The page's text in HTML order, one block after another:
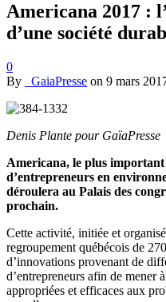
Americana 2017 :
d’une société
0
By
_GaiaPresse on 9 mars
Denis Plante pour GaïaPresse
Americana, le plus important
d’entrepreneurs en
déroulera au Palais des
prochain.
Cette activité, initiée et
regroupement québécois de
d’innovations provenant de
d’entrepreneurs afin de mener
appropriées et efficaces aux